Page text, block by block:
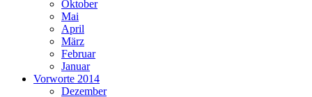
Oktober
Mai
April
März
Februar
Januar
Vorworte 2014
Dezember